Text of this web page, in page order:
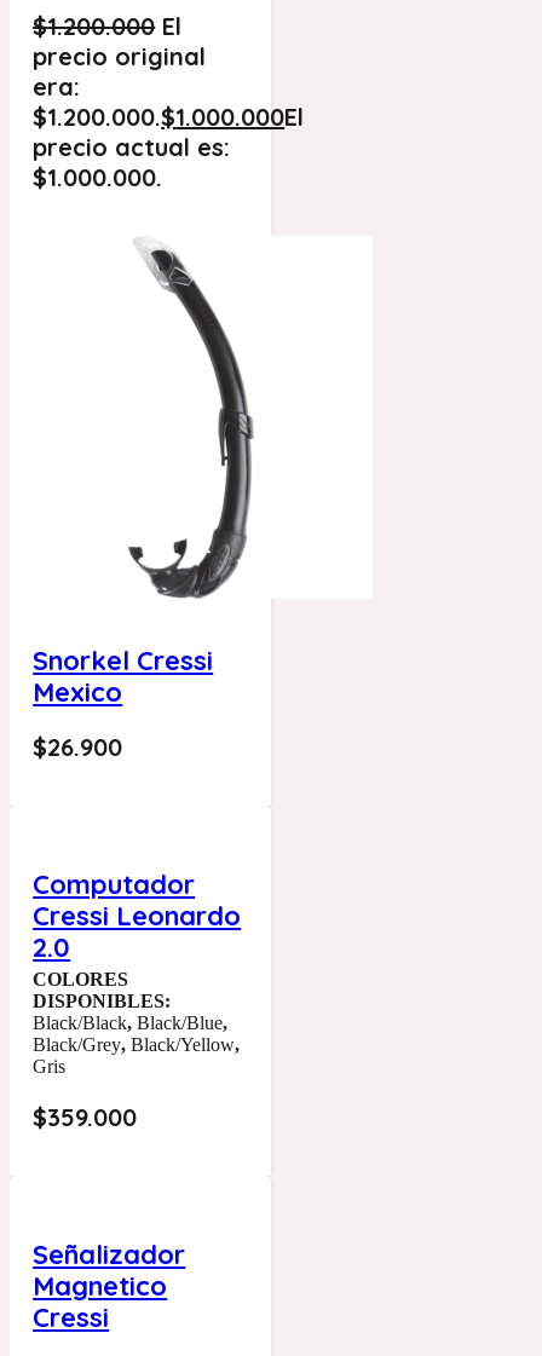
$1.200.000 El
precio original
era:
$1.200.000.$1.000.000El
precio actual es:
$1.000.000.
Snorkel Cressi
Mexico
$26.900
Computador
Cressi Leonardo
2.0
COLORES
DISPONIBLES:
Black/Black,Black/Blue,
Black/Grey,Black/Yellow,
Gris
$359.000
Señalizador
Magnetico
Cressi